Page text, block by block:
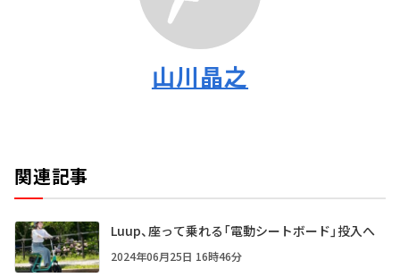
山川晶之
関連記事
Luup、座って乗れる「電動シートボード」投入へ
2024年06月25日 16時46分